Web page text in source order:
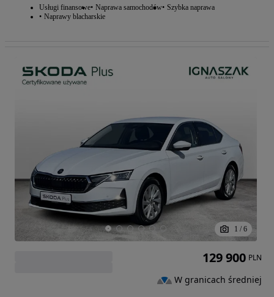
Usługi finansowe Naprawa samochodów Szybka naprawa
Naprawy blacharskie
1 / 6
129 900 PLN
W granicach średniej